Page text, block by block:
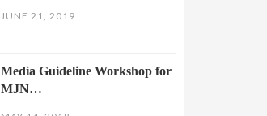
JUNE 21, 2019
Media Guideline Workshop for
MJN…